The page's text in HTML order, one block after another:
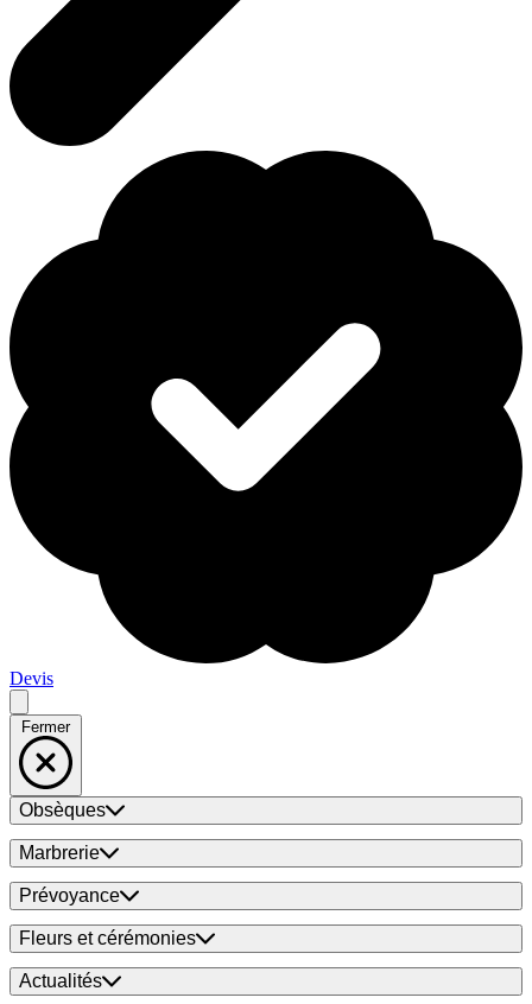
Devis
Fermer
Obsèques
Marbrerie
Prévoyance
Fleurs et cérémonies
Actualités